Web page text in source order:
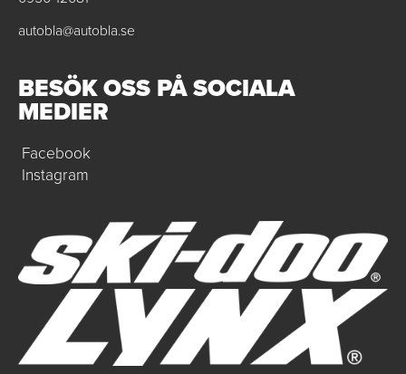
autobla@autobla.se
BESÖK OSS PÅ SOCIALA
MEDIER
Facebook
Instagram